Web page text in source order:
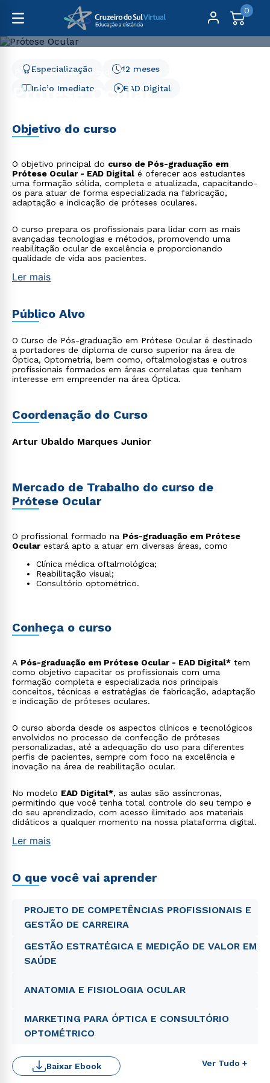
0
Pós-Graduação Saúde Prótese Ocular
Prótese Ocular
Início Imediato
12 meses
Especialização
EAD Digital
Objetivo do curso
O objetivo principal do curso de Pós-graduação em
Prótese Ocular - EAD Digital é oferecer aos estudantes
uma formação sólida, completa e atualizada, capacitando-
os para atuar de forma especializada na fabricação,
adaptação e indicação de próteses oculares.
O curso prepara os profissionais para lidar com as mais
avançadas tecnologias e métodos, promovendo uma
reabilitação ocular de excelência e proporcionando
qualidade de vida aos pacientes.
Ler mais
Público Alvo
O Curso de Pós-graduação em Prótese Ocular é destinado
a portadores de diploma de curso superior na área de
Óptica, Optometria, bem como, oftalmologistas e outros
profissionais formados em áreas correlatas que tenham
interesse em empreender na área Óptica.
Coordenação do Curso
Artur Ubaldo Marques Junior
Mercado de Trabalho do curso de
Prótese Ocular
O profissional formado na Pós-graduação em Prótese
Ocular estará apto a atuar em diversas áreas, como
Clínica médica oftalmológica;
Reabilitação visual;
Consultório optométrico.
Conheça o curso
A Pós-graduação em Prótese Ocular - EAD Digital* tem
como objetivo capacitar os profissionais com uma
formação completa e especializada nos principais
conceitos, técnicas e estratégias de fabricação, adaptação
e indicação de próteses oculares.
O curso aborda desde os aspectos clínicos e tecnológicos
envolvidos no processo de confecção de próteses
personalizadas, até a adequação do uso para diferentes
perfis de pacientes, sempre com foco na excelência e
inovação na área de reabilitação ocular.
No modelo EAD Digital*, as aulas são assíncronas,
permitindo que você tenha total controle do seu tempo e
do seu aprendizado, com acesso ilimitado aos materiais
didáticos a qualquer momento na nossa plataforma digital.
Ler mais
O que você vai aprender
PROJETO DE COMPETÊNCIAS PROFISSIONAIS E
GESTÃO DE CARREIRA
GESTÃO ESTRATÉGICA E MEDIÇÃO DE VALOR EM
SAÚDE
ANATOMIA E FISIOLOGIA OCULAR
MARKETING PARA ÓPTICA E CONSULTÓRIO
OPTOMÉTRICO
Ver Tudo +
Baixar Ebook